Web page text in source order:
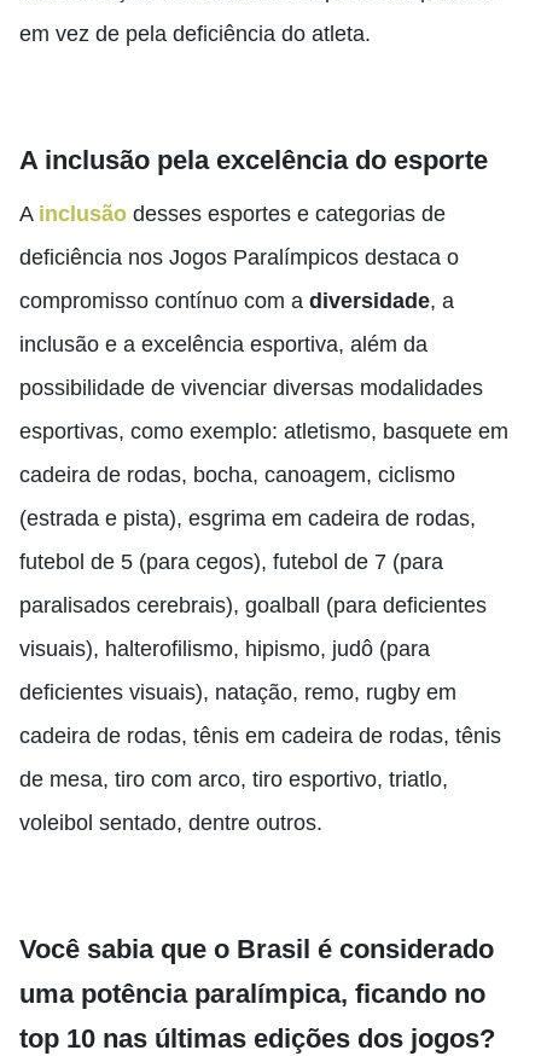
em vez de pela deficiência do atleta.
A inclusão pela excelência do esporte
A inclusão desses esportes e categorias de
deficiência nos Jogos Paralímpicos destaca o
compromisso contínuo com a diversidade, a
inclusão e a excelência esportiva, além da
possibilidade de vivenciar diversas modalidades
esportivas, como exemplo: atletismo, basquete em
cadeira de rodas, bocha, canoagem, ciclismo
(estrada e pista), esgrima em cadeira de rodas,
futebol de 5 (para cegos), futebol de 7 (para
paralisados cerebrais), goalball (para deficientes
visuais), halterofilismo, hipismo, judô (para
deficientes visuais), natação, remo, rugby em
cadeira de rodas, tênis em cadeira de rodas, tênis
de mesa, tiro com arco, tiro esportivo, triatlo,
voleibol sentado, dentre outros.
Você sabia que o Brasil é considerado
uma potência paralímpica, ficando no
top 10 nas últimas edições dos jogos?